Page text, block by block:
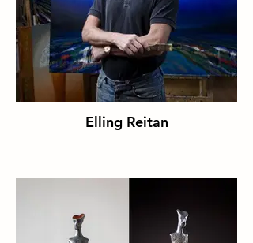
Elling Reitan